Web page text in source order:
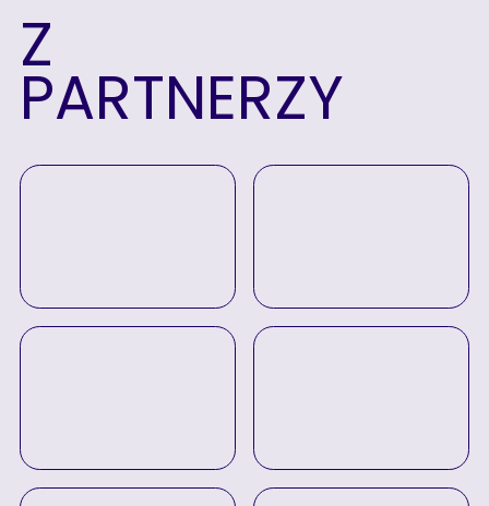
Z
PARTNERZY